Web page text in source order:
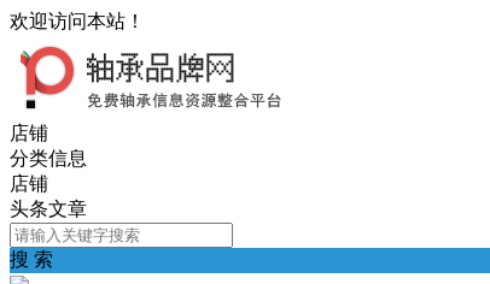
欢迎访问本站！
店铺
分类信息
店铺
头条文章
搜 索